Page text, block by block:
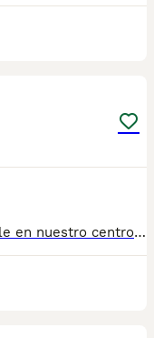
Cachorro de Perro de Aguas disponible en nuestro centro canino de BARCELONA!!. El precio del cachorro es fijo sin “desde” ni cambios de última hora. FACTURA con IVA incluido, cartilla veterinaria y contrato, sin sorpresas. El cachorro se entrega con todas las vacunas correspondientes a su edad al día, desparasitado, con microchip y respaldado por una garantía vírica y genética por escrito. No ofrecemos envíos, pero estamos disponibles para responder tus preguntas y enviarte más fotografías o vídeos a través de WhatsApp o bien llamada telefónica al 610318857. Ven a visitarlo sin compromiso a nuestro centro canino de Barcelona !! Raza PDAE o Turco Andaluz.